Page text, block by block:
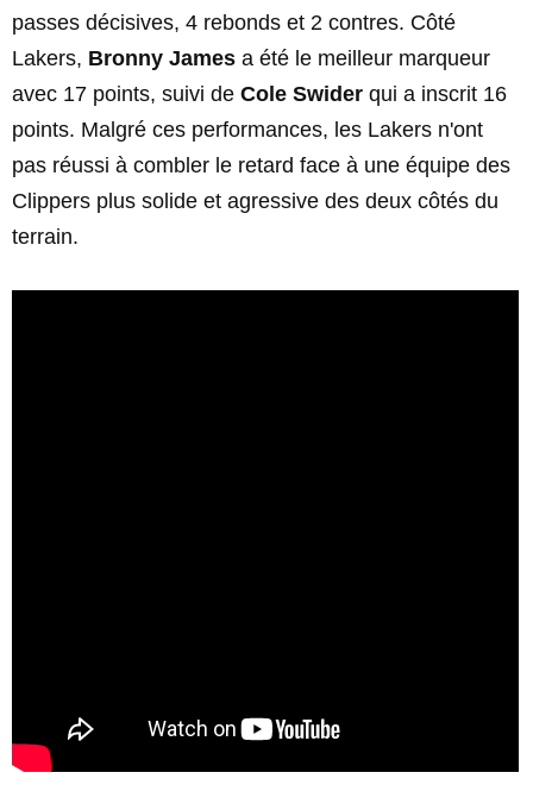
passes décisives, 4 rebonds et 2 contres. Côté
Lakers, Bronny James a été le meilleur marqueur
avec 17 points, suivi de Cole Swider qui a inscrit 16
points. Malgré ces performances, les Lakers n'ont
pas réussi à combler le retard face à une équipe des
Clippers plus solide et agressive des deux côtés du
terrain.